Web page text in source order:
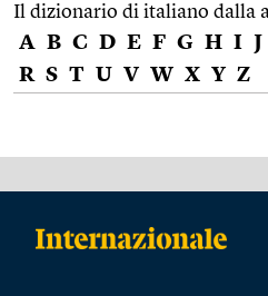
Il dizionario di italiano dalla
A B C D E F G H I J
R S T U V W X Y Z